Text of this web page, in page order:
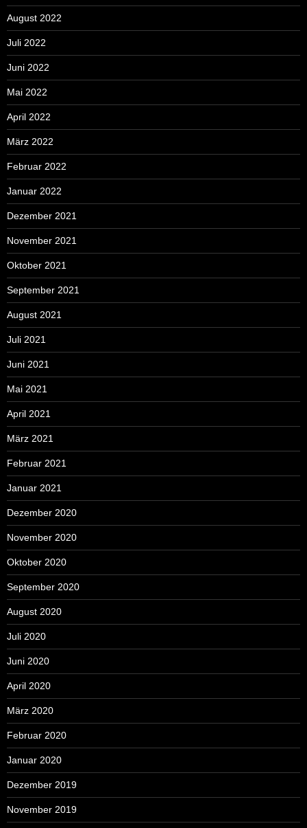
August 2022
Juli 2022
Juni 2022
Mai 2022
April 2022
März 2022
Februar 2022
Januar 2022
Dezember 2021
November 2021
Oktober 2021
September 2021
August 2021
Juli 2021
Juni 2021
Mai 2021
April 2021
März 2021
Februar 2021
Januar 2021
Dezember 2020
November 2020
Oktober 2020
September 2020
August 2020
Juli 2020
Juni 2020
April 2020
März 2020
Februar 2020
Januar 2020
Dezember 2019
November 2019